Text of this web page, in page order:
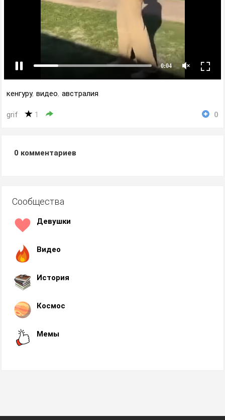
кенгуру, видео, австралия
grif 1 0
0 комментариев
Сообщества
Девушки
Видео
История
Космос
Мемы